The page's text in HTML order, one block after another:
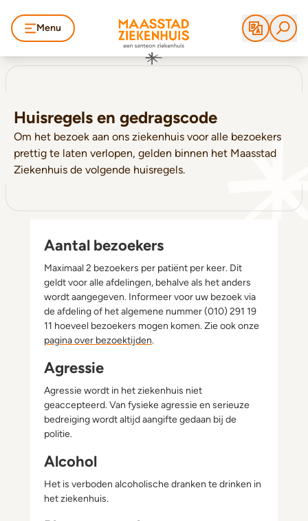
Menu
Huisregels en gedragscode
Om het bezoek aan ons ziekenhuis voor alle bezoekers
prettig te laten verlopen, gelden binnen het Maasstad
Ziekenhuis de volgende huisregels.
Aantal bezoekers
Maximaal 2 bezoekers per patiënt per keer. Dit
geldt voor alle afdelingen, behalve als het anders
wordt aangegeven. Informeer voor uw bezoek via
de afdeling of het algemene nummer (010) 291 19
11 hoeveel bezoekers mogen komen. Zie ook onze
pagina over bezoektijden.
Agressie
Agressie wordt in het ziekenhuis niet
geaccepteerd. Van fysieke agressie en serieuze
bedreiging wordt altijd aangifte gedaan bij de
politie.
Alcohol
Het is verboden alcoholische dranken te drinken in
het ziekenhuis.